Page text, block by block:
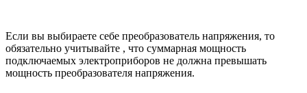
Если вы выбираете себе преобразователь напряжения, то
обязательно учитывайте , что суммарная мощность
подключаемых электроприборов не должна превышать
мощность преобразователя напряжения.